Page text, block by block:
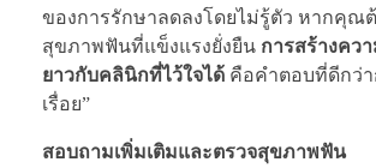
ของการรักษาลดลงโดยไม่รู้ตัว หากคุณ
สุขภาพฟันที่แข็งแรงยั่งยืน การสร้างคว
ยาวกับคลินิกที่ไว้ใจได้ คือคำตอบที่ดีกว่า
เรื่อย”
สอบถามเพิ่มเติมและตรวจสุขภาพฟัน